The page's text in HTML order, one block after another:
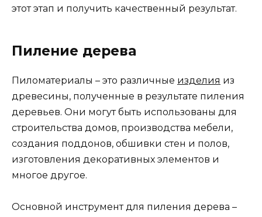
этот этап и получить качественный результат.
Пиление дерева
Пиломатериалы – это различные изделия из
древесины, полученные в результате пиления
деревьев. Они могут быть использованы для
строительства домов, производства мебели,
создания поддонов, обшивки стен и полов,
изготовления декоративных элементов и
многое другое.
Основной инструмент для пиления дерева –